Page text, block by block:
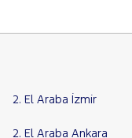
2. El Araba İzmir
2. El Araba Ankara